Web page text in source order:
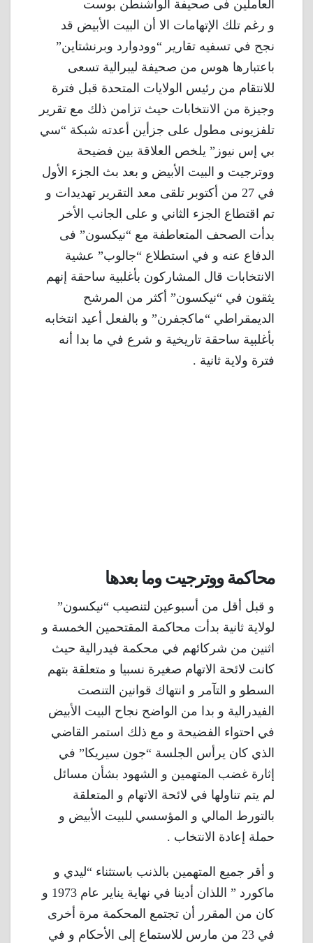
العاملين فى صحيفة الواشنطن بوست
و رغم تلك الإتهامات الا أن البيت الأبيض قد
نجح في تسفيه تقارير “وودوارد وبرنشتاين”
باعتبارها هوس من صحيفة ليبرالية تسعى
للانتقام من رئيس الولايات المتحدة قبل فترة
وجيزة من الانتخابات حيث تزامن ذلك مع تقرير
تلفزيونى مطول على جزأين أعدته شبكة “سي
بي إس نيوز” يلخص العلاقة بين فضيحة
ووترجيت و البيت الأبيض و بعد بث الجزء الأول
في 27 من أكتوبر تلقى معد التقرير تهديدات و
تم اقتطاع الجزء الثاني و على الجانب الأخر
بدأت الصحف المتعاطفة مع “نيكسون” فى
الدفاع عنه و في استطلاع “جالوب” عشية
الانتخابات قال المشاركون بأغلبية ساحقة إنهم
يثقون في “نيكسون” أكثر من المرشح
الديمقراطي “ماكجفرن” و بالفعل أعيد انتخابه
بأغلبية ساحقة تاريخية و شرع في ما بدا أنه
فترة ولاية ثانية .
محاكمة ووترجيت وما بعدها
و قبل أقل من أسبوعين لتنصيب “نيكسون”
لولاية ثانية بدأت محاكمة المقتحمين الخمسة و
اثنين من شركائهم في محكمة فيدرالية حيث
كانت لائحة الاتهام صغيرة نسبيا و متعلقة بتهم
السطو و التآمر و انتهاك قوانين التنصت
الفيدرالية و بدا من الواضح نجاح البيت الأبيض
في احتواء الفضيحة و مع ذلك استمر القاضي
الذي كان يرأس الجلسة “جون سيريكا” في
إثارة غضب المتهمين و الشهود بشأن مسائل
لم يتم تناولها في لائحة الاتهام و المتعلقة
بالتورط المالي و المؤسسي للبيت الأبيض و
حملة إعادة الانتخاب .
و أقر جميع المتهمين بالذنب باستثناء “ليدي و
ماكورد ” اللذان أدينا في نهاية يناير عام 1973 و
كان من المقرر أن تجتمع المحكمة مرة أخرى
في 23 من مارس للاستماع إلى الأحكام و في